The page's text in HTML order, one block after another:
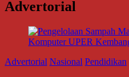
Advertorial
Advertorial Nasional Pendidikan